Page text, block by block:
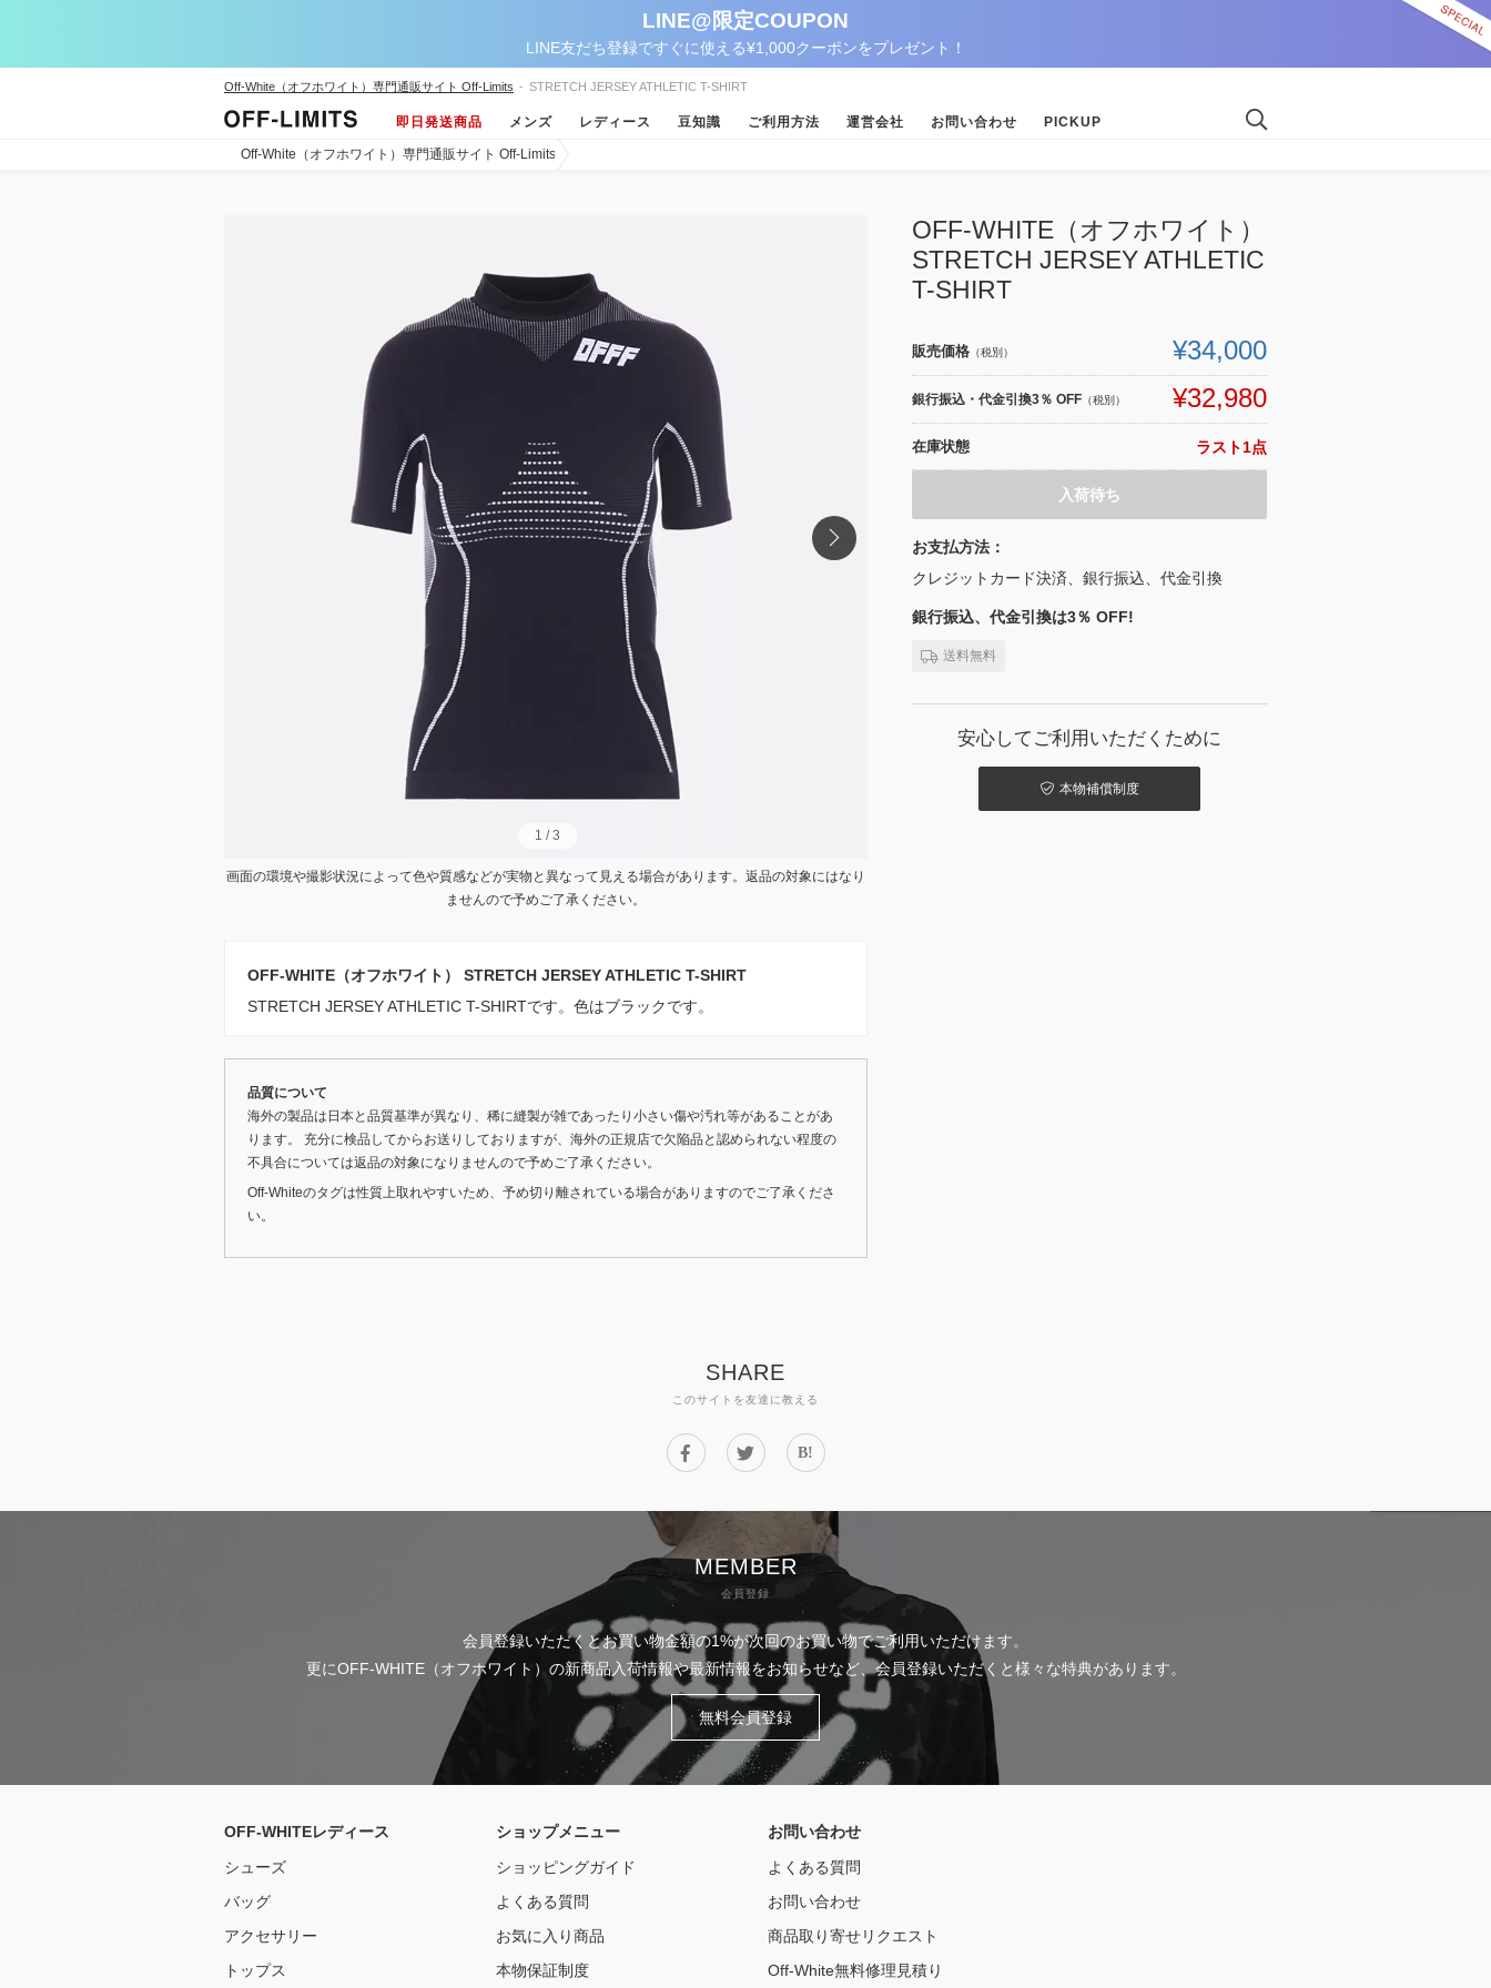
LINE@限定COUPON
LINE友だち登録ですぐに使える¥1,000クーポンをプレゼント！
Off-White（オフホワイト）専門通販サイト Off-Limits - STRETCH JERSEY ATHLETIC T-SHIRT
即日発送商品 メンズ レディース 豆知識 ご利用方法 運営会社 お問い合わせ PICKUP
Off-White（オフホワイト）専門通販サイト Off-Limits
1 /3
1 /3
画面の環境や撮影状況によって色や質感などが実物と異なって見える場合があります。返品の対象にはなり
ませんので予めご了承ください。
OFF-WHITE（オフホワイト） STRETCH JERSEY ATHLETIC T-SHIRT
STRETCH JERSEY ATHLETIC T-SHIRTです。色はブラックです。
品質について
海外の製品は日本と品質基準が異なり、稀に縫製が雑であったり小さい傷や汚れ等があることがあ
ります。 充分に検品してからお送りしておりますが、海外の正規店で欠陥品と認められない程度の
不具合については返品の対象になりませんので予めご了承ください。
Off-Whiteのタグは性質上取れやすいため、予め切り離されている場合がありますのでご了承くださ
い。
OFF-WHITE（オフホワイト）
STRETCH JERSEY ATHLETIC
T-SHIRT
販売価格 （税別） ¥34,000
銀行振込・代金引換3％ OFF （税別） ¥32,980
在庫状態 ラスト1点
入荷待ち
お支払方法：
クレジットカード決済、銀行振込、代金引換
銀行振込、代金引換は3％ OFF!
送料無料
安心してご利用いただくために
本物補償制度
SHARE
このサイトを友達に教える
B!
MEMBER
会員登録
会員登録いただくとお買い物金額の1%が次回のお買い物でご利用いただけます。
更にOFF-WHITE（オフホワイト）の新商品入荷情報や最新情報をお知らせなど、会員登録いただくと様々な特典があります。
無料会員登録
OFF-WHITEレディース
シューズ
バッグ
アクセサリー
トップス
ショップメニュー
ショッピングガイド
よくある質問
お気に入り商品
本物保証制度
お問い合わせ
よくある質問
お問い合わせ
商品取り寄せリクエスト
Off-White無料修理見積り